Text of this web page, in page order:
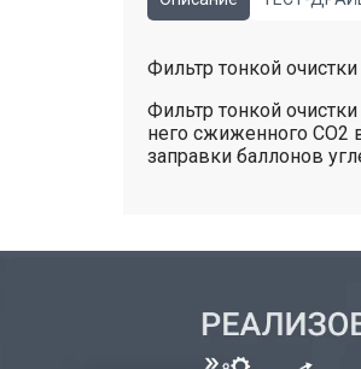
Фильтр тонкой
Фильтр тонкой
него сжиженного СО2
заправки баллонов